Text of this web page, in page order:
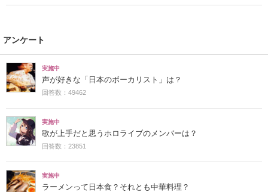
アンケート
実施中
声が好きな「日本のボーカリスト」は？
回答数：49462
実施中
歌が上手だと思うホロライブのメンバーは？
回答数：23851
実施中
ラーメンって日本食？それとも中華料理？